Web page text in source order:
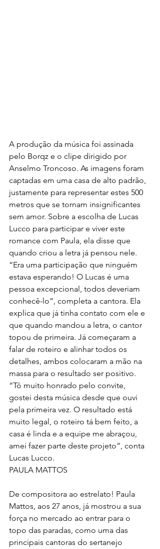
A produção da música foi assinada
pelo Borqz e o clipe dirigido por
Anselmo Troncoso. As imagens foram
captadas em uma casa de alto padrão,
justamente para representar estes 500
metros que se tornam insignificantes
sem amor. Sobre a escolha de Lucas
Lucco para participar e viver este
romance com Paula, ela disse que
quando criou a letra já pensou nele.
“Era uma participação que ninguém
estava esperando! O Lucas é uma
pessoa excepcional, todos deveriam
conhecê-lo”, completa a cantora. Ela
explica que já tinha contato com ele e
que quando mandou a letra, o cantor
topou de primeira. Já começaram a
falar de roteiro e alinhar todos os
detalhes, ambos colocaram a mão na
massa para o resultado ser positivo.
“Tô muito honrado pelo convite,
gostei desta música desde que ouvi
pela primeira vez. O resultado está
muito legal, o roteiro tá bem feito, a
casa é linda e a equipe me abraçou,
amei fazer parte deste projeto”, conta
Lucas Lucco.
PAULA MATTOS
De compositora ao estrelato! Paula
Mattos, aos 27 anos, já mostrou a sua
força no mercado ao entrar para o
topo das paradas, como uma das
principais cantoras do sertanejo